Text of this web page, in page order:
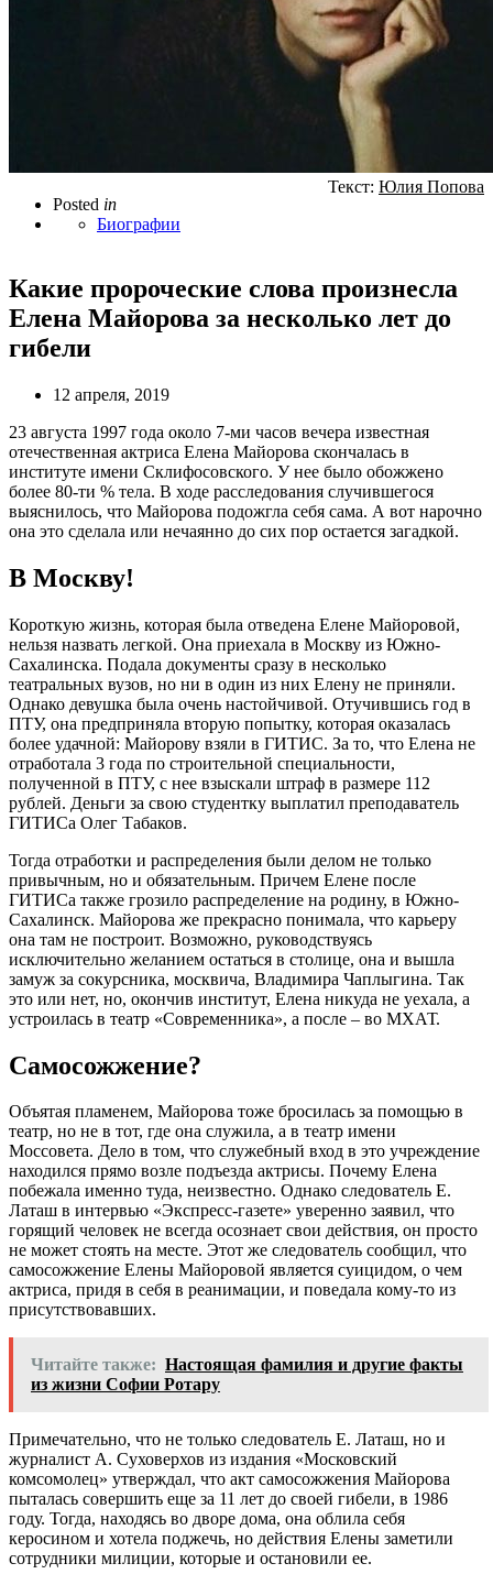
Posted in
Биографии
Текст: Юлия Попова
Какие пророческие слова произнесла
Елена Майорова за несколько лет до
гибели
12 апреля, 2019
23 августа 1997 года около 7-ми часов вечера известная
отечественная актриса Елена Майорова скончалась в
институте имени Склифосовского. У нее было обожжено
более 80-ти % тела. В ходе расследования случившегося
выяснилось, что Майорова подожгла себя сама. А вот нарочно
она это сделала или нечаянно до сих пор остается загадкой.
В Москву!
Короткую жизнь, которая была отведена Елене Майоровой,
нельзя назвать легкой. Она приехала в Москву из Южно-
Сахалинска. Подала документы сразу в несколько
театральных вузов, но ни в один из них Елену не приняли.
Однако девушка была очень настойчивой. Отучившись год в
ПТУ, она предприняла вторую попытку, которая оказалась
более удачной: Майорову взяли в ГИТИС. За то, что Елена не
отработала 3 года по строительной специальности,
полученной в ПТУ, с нее взыскали штраф в размере 112
рублей. Деньги за свою студентку выплатил преподаватель
ГИТИСа Олег Табаков.
Тогда отработки и распределения были делом не только
привычным, но и обязательным. Причем Елене после
ГИТИСа также грозило распределение на родину, в Южно-
Сахалинск. Майорова же прекрасно понимала, что карьеру
она там не построит. Возможно, руководствуясь
исключительно желанием остаться в столице, она и вышла
замуж за сокурсника, москвича, Владимира Чаплыгина. Так
это или нет, но, окончив институт, Елена никуда не уехала, а
устроилась в театр «Современника», а после – во МХАТ.
Самосожжение?
Объятая пламенем, Майорова тоже бросилась за помощью в
театр, но не в тот, где она служила, а в театр имени
Моссовета. Дело в том, что служебный вход в это учреждение
находился прямо возле подъезда актрисы. Почему Елена
побежала именно туда, неизвестно. Однако следователь Е.
Латаш в интервью «Экспресс-газете» уверенно заявил, что
горящий человек не всегда осознает свои действия, он просто
не может стоять на месте. Этот же следователь сообщил, что
самосожжение Елены Майоровой является суицидом, о чем
актриса, придя в себя в реанимации, и поведала кому-то из
присутствовавших.
Читайте также: Настоящая фамилия и другие факты
из жизни Софии Ротару
Примечательно, что не только следователь Е. Латаш, но и
журналист А. Суховерхов из издания «Московский
комсомолец» утверждал, что акт самосожжения Майорова
пыталась совершить еще за 11 лет до своей гибели, в 1986
году. Тогда, находясь во дворе дома, она облила себя
керосином и хотела поджечь, но действия Елены заметили
сотрудники милиции, которые и остановили ее.